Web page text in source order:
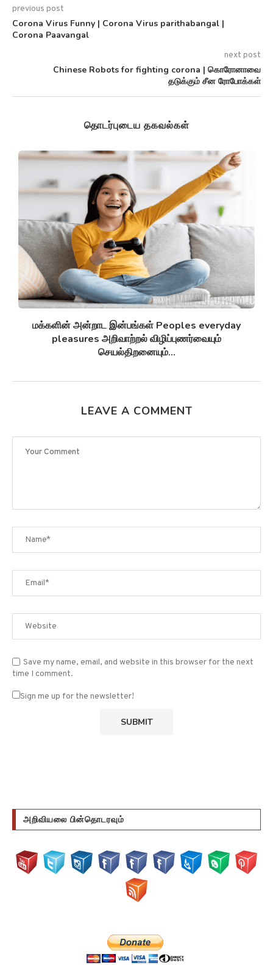
previous post
Corona Virus Funny | Corona Virus parithabangal |
Corona Paavangal
next post
Chinese Robots for fighting corona | கொரோனாவை
தடுக்கும் சீன ரோபோக்கள்
தொடர்புடைய தகவல்கள்
சுழல் விண்மீன் திரள்கள் Spiral galaxies விண்மீன்
சுழல்களாக மாறுவதற்கு முன்பு...
time I comment.